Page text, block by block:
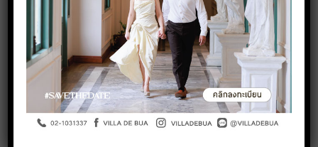
Red and gold wedding
A perfect combination of Chinese, Thai and Western for a
remarkable wedding at Villa De Bua. Red and Gold are the
colour of love and luck, which is always good for wedding
ceremonies. Our in-house team decorated in a warm tone
and added the wedding elements to complete the mood.
Stunning and endearing
Photographer: KANN Gallery